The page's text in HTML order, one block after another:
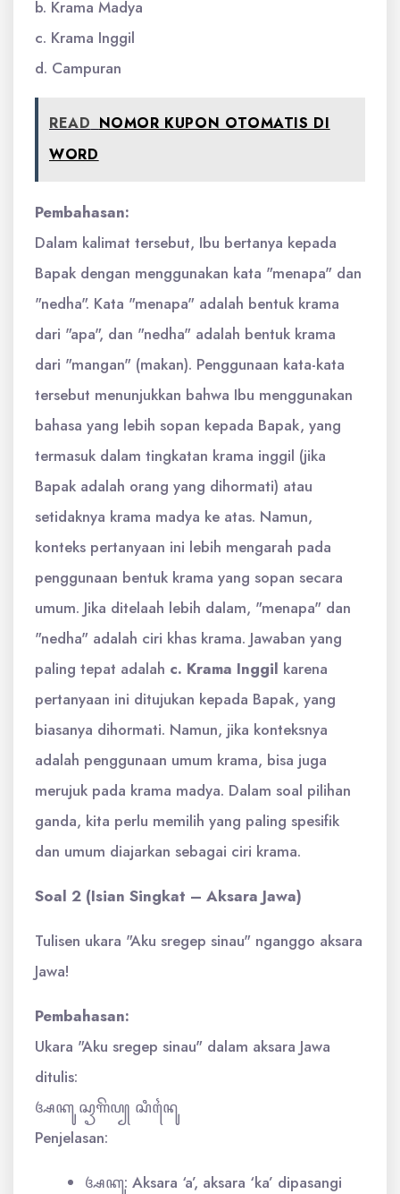
b. Krama Madya
c. Krama Inggil
d. Campuran
READ NOMOR KUPON OTOMATIS DI
WORD
Pembahasan:
Dalam kalimat tersebut, Ibu bertanya kepada
Bapak dengan menggunakan kata "menapa" dan
"nedha". Kata "menapa" adalah bentuk krama
dari "apa", dan "nedha" adalah bentuk krama
dari "mangan" (makan). Penggunaan kata-kata
tersebut menunjukkan bahwa Ibu menggunakan
bahasa yang lebih sopan kepada Bapak, yang
termasuk dalam tingkatan krama inggil (jika
Bapak adalah orang yang dihormati) atau
setidaknya krama madya ke atas. Namun,
konteks pertanyaan ini lebih mengarah pada
penggunaan bentuk krama yang sopan secara
umum. Jika ditelaah lebih dalam, "menapa" dan
"nedha" adalah ciri khas krama. Jawaban yang
paling tepat adalah c. Krama Inggil karena
pertanyaan ini ditujukan kepada Bapak, yang
biasanya dihormati. Namun, jika konteksnya
adalah penggunaan umum krama, bisa juga
merujuk pada krama madya. Dalam soal pilihan
ganda, kita perlu memilih yang paling spesifik
dan umum diajarkan sebagai ciri krama.
Soal 2 (Isian Singkat – Aksara Jawa)
Tulisen ukara "Aku sregep sinau" nganggo aksara
Jawa!
Pembahasan:
Ukara "Aku sregep sinau" dalam aksara Jawa
ditulis:
ꦄꦏꦸ ꦱꦽꦒꦼꦥ꧀ ꦱꦶꦤꦻꦸ
Penjelasan:
ꦄꦏꦸ: Aksara ‘a’, aksara ‘ka’ dipasangi